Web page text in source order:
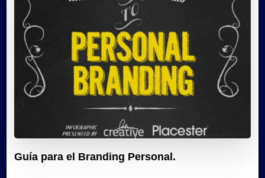
Guía para el Branding Personal.